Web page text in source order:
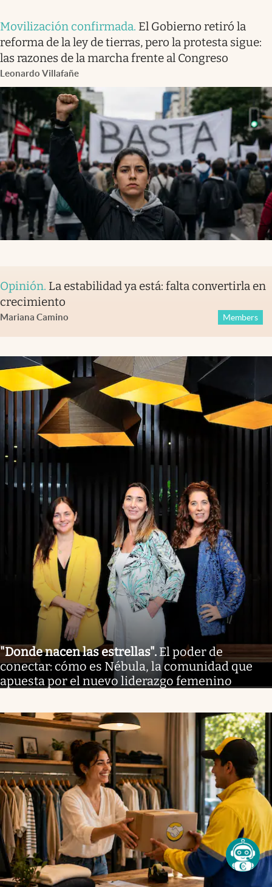
Movilización confirmada. El Gobierno retiró la
reforma de la ley de tierras, pero la protesta sigue:
las razones de la marcha frente al Congreso
Leonardo Villafañe
Opinión. La estabilidad ya está: falta convertirla en
crecimiento
Mariana Camino Members
"Donde nacen las estrellas". El poder de
conectar: cómo es Nébula, la comunidad que
apuesta por el nuevo liderazgo femenino